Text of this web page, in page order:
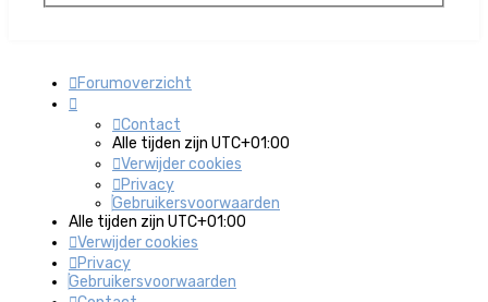
Forumoverzicht
Contact
Alle tijden zijn UTC+01:00
Verwijder cookies
Privacy
Gebruikersvoorwaarden
Alle tijden zijn UTC+01:00
Verwijder cookies
Privacy
Gebruikersvoorwaarden